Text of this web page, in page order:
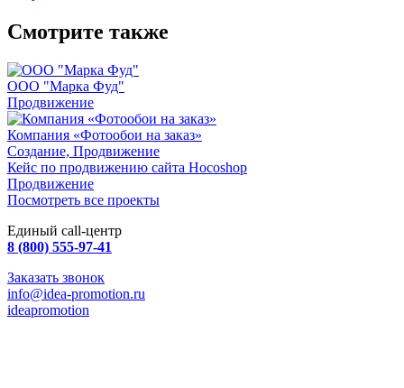
Смотрите также
ООО "Марка Фуд"
Продвижение
Компания «Фотообои на заказ»
Создание, Продвижение
Кейс по продвижению сайта Hocoshop
Продвижение
Посмотреть все проекты
Единый call-центр
8 (800) 555-97-41
Заказать звонок
info@idea-promotion.ru
ideapromotion